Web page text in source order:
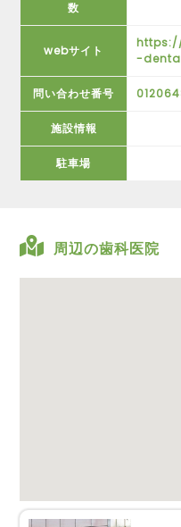
数
webサイト
-
問い合わせ番号
施設情報
駐車場
周辺の歯科医院